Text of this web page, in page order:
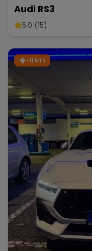
Audi RS3
5.0 (15)
~11 Min